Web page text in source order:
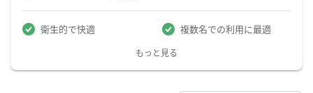
衛生的で快適 複数名での利用に最適
もっと見る